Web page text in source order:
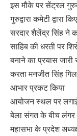
इस मौके पर सेंट्रल
गुरुद्वारा कमेटी
सरदार शैलेंद्र सिंह ने
साहिब की धरती पर
बनाने का प्रयास
करता मनजीत सिंह गिल
आभार प्रकट किया
आयोजन स्थल पर लगाई
बेला संगत के बीच लंगर
महासभा के प्रदेश